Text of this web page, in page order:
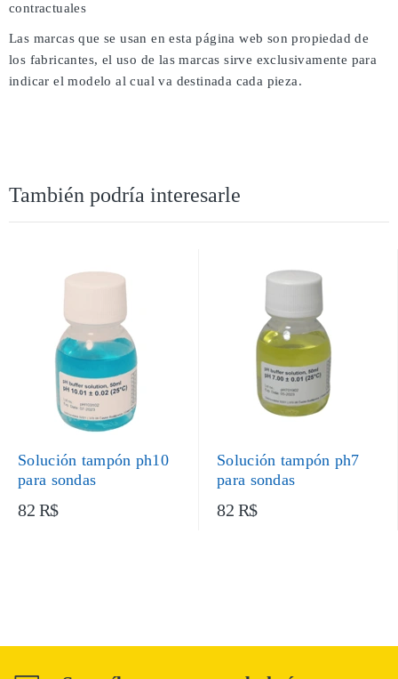
contractuales
Las marcas que se usan en esta página web son propiedad de
los fabricantes, el uso de las marcas sirve exclusivamente para
indicar el modelo al cual va destinada cada pieza.
También podría interesarle
Solución tampón ph10
para sondas
82 R$
Solución tampón ph7
para sondas
82 R$